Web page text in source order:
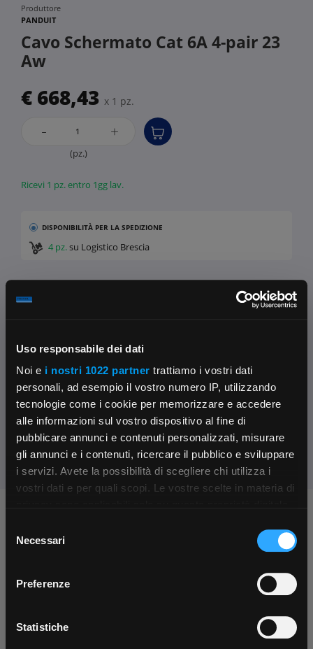
Uso responsabile dei dati
Noi e i nostri 1022 partner trattiamo i vostri dati
personali, ad esempio il vostro numero IP, utilizzando
tecnologie come i cookie per memorizzare e accedere
alle informazioni sul vostro dispositivo al fine di
pubblicare annunci e contenuti personalizzati, misurare
gli annunci e i contenuti, ricercare il pubblico e sviluppare
i servizi. Avete la possibilità di scegliere chi utilizza i
vostri dati e per quali scopi. Le vostre scelte in materia di
modificare o revocare il proprio consenso in qualsiasi
momento dalla Dichiarazione sui cookie o facendo clic
raccogliere informazioni sulla tua posizione
geografica, con un'approssimazione di qualche
delNecessari
Preferenze
Statistiche
×
App Rexel Italia
tutti i servizi ovunque tu sia!
Scarica ora
Produttore
PANDUIT
Cavo Schermato Cat 6A 4-pair 23
Aw
€ 668,43 x 1 pz.
- +
(pz.)
Ricevi 1 pz. entro 1gg lav.
DISPONIBILITÀ PER LA SPEDIZIONE
4 pz.su Logistico Brescia
Contattaci
Parla con il customer care dedicato
Condividi:
Fissa una consulenza